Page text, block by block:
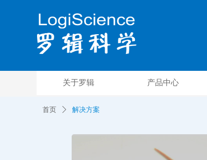
关于罗辑 产品中心
首页 ꄲ 解决方案